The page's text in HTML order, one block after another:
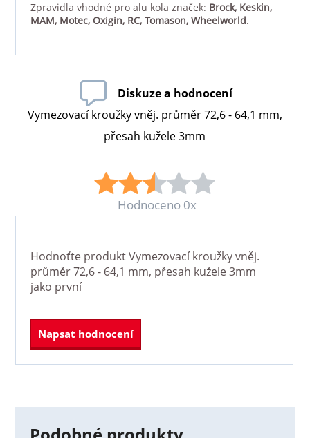
Zpravidla vhodné pro alu kola značek: Brock, Keskin,
MAM, Motec, Oxigin, RC, Tomason, Wheelworld.
Diskuze a hodnocení
Vymezovací kroužky vněj. průměr 72,6 - 64,1 mm,
přesah kužele 3mm
Hodnoceno 0x
Hodnoťte produktVymezovací kroužky vněj.
průměr 72,6 - 64,1 mm, přesah kužele 3mm
jako první
Napsat hodnocení